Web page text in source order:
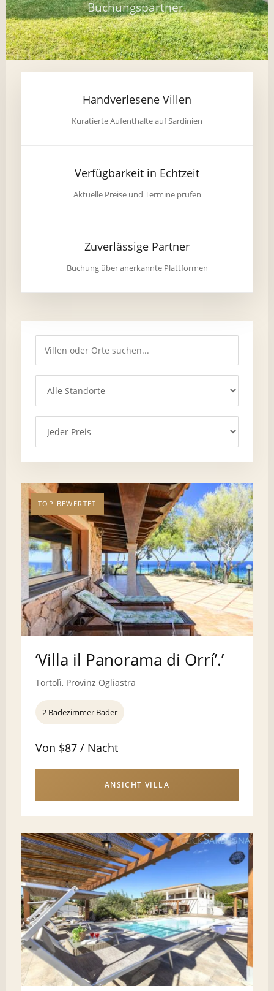
Buchungspartner.
Handverlesene Villen
Kuratierte Aufenthalte auf Sardinien
Verfügbarkeit in Echtzeit
Aktuelle Preise und Termine prüfen
Zuverlässige Partner
Buchung über anerkannte Plattformen
TOP BEWERTET
‘Villa il Panorama di Orrí’.’
Tortolì, Provinz Ogliastra
2 Badezimmer Bäder
Von $87 / Nacht
ANSICHT VILLA